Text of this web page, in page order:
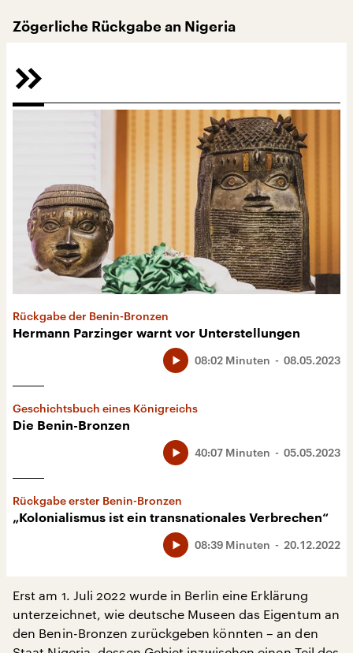
Zögerliche Rückgabe an Nigeria
Rückgabe der Benin-Bronzen
Hermann Parzinger warnt vor Unterstellungen
08.05.2023
08:02 Minuten
Geschichtsbuch eines Königreichs
Die Benin-Bronzen
05.05.2023
40:07 Minuten
Rückgabe erster Benin-Bronzen
„Kolonialismus ist ein transnationales Verbrechen“
20.12.2022
08:39 Minuten
Erst am 1. Juli 2022 wurde in Berlin eine Erklärung
unterzeichnet, wie deutsche Museen das Eigentum an
den Benin-Bronzen zurückgeben könnten – an den